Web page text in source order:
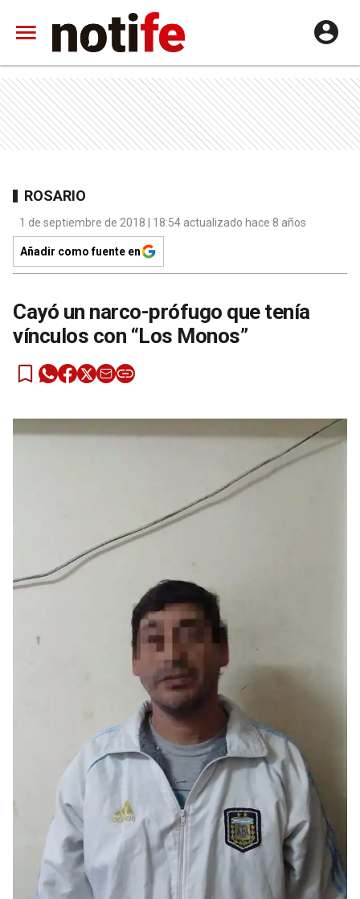
ROSARIO
1 de septiembre de 2018 | 18:54 actualizado hace 8 años
Añadir como fuente en
Cayó un narco-prófugo que tenía
vínculos con “Los Monos”